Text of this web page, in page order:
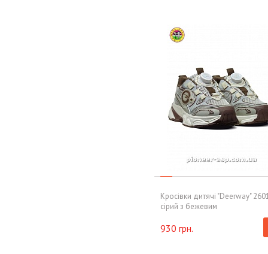
Кросівки дитячі "Deerway"
сірий з бежевим
930 грн.